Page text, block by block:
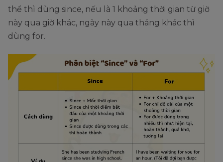
thể thì dùng since, nếu là 1 khoảng thời gian từ giờ
này qua giờ khác, ngày này qua tháng khác thì
dùng for.